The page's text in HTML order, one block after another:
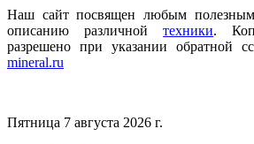
Наш сайт посвящен любым
описанию различнойтехники.
разрешено при указании обратной
mineral.ru
Пятница 7 августа 2026 г.